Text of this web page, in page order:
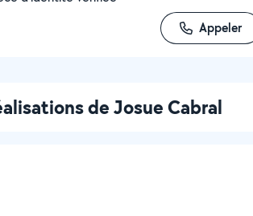
Appeler
de Josue Cabral